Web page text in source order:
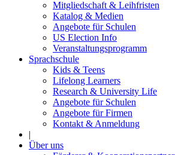
Mitgliedschaft & Leihfristen
Katalog & Medien
Angebote für Schulen
US Election Info
Veranstaltungsprogramm
Sprachschule
Kids & Teens
Lifelong Learners
Research & University Life
Angebote für Schulen
Angebote für Firmen
Kontakt & Anmeldung
|
Über uns